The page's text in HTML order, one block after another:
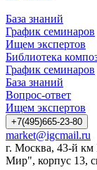
База знаний
График семинаров
Ищем экспертов
Библиотека
График семинаров
База знаний
Вопрос-ответ
Ищем экспертов
+7(495)665-23-80
market@igcmail.ru
г. Москва, 43-й
Мир", корпус 13,